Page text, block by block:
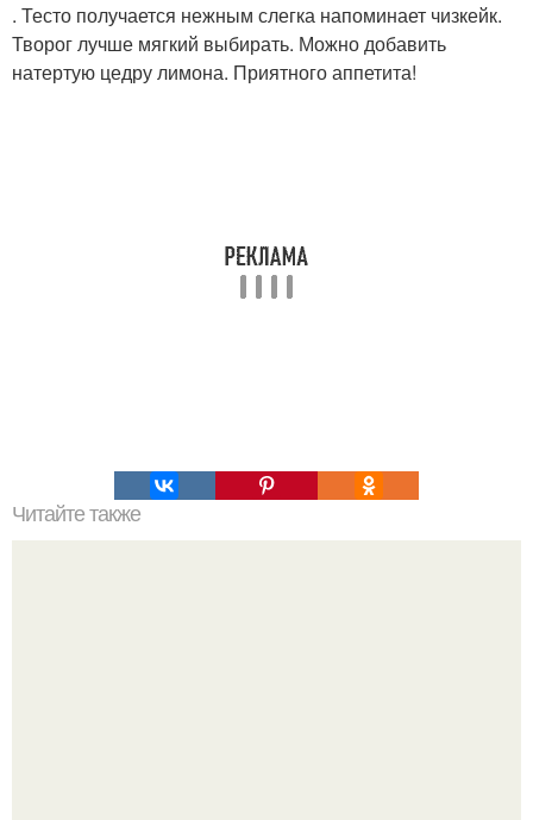
. Тесто получается нежным слегка напоминает чизкейк.
Творог лучше мягкий выбирать. Можно добавить
натертую цедру лимона. Приятного аппетита!
Читайте также